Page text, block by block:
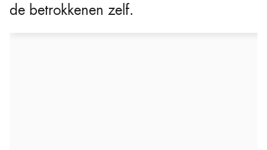
de betrokkenen zelf.